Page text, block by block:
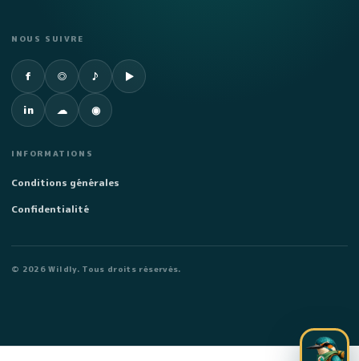
NOUS SUIVRE
f
Facebook
◎
Instagram♪
TikTok ▶
YouTube
in
LinkedIn ☁
SoundCloud
◉
Spotify
INFORMATIONS
Conditions générales
Confidentialité
© 2026 Wildly. Tous droits réservés.